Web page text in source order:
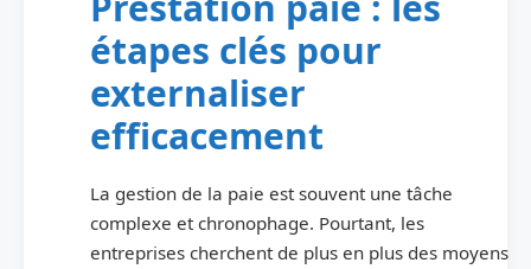
étapes clés pour
externaliser
efficacement
La gestion de la paie est souvent une tâche
complexe et chronophage. Pourtant, les
entreprises cherchent de plus en plus des moyens